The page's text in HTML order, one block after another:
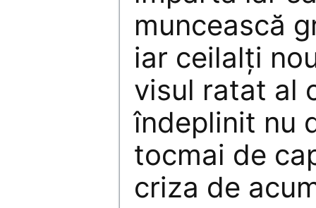
muncească
iar ceilalţi
visul ratat al
îndeplinit nu
tocmai de
criza de